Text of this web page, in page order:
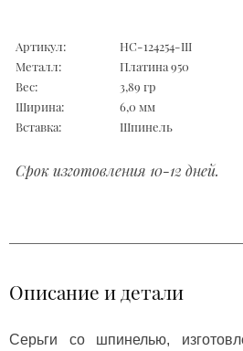
Артикул:
НС-124254-Ш
Металл:
Платина 950
Вес:
3,89 гр
Ширина:
6,0 мм
Вставка:
Шпинель
Срок изготовления 10-12 дней.
Описание и детали
Серьги со шпинелью,